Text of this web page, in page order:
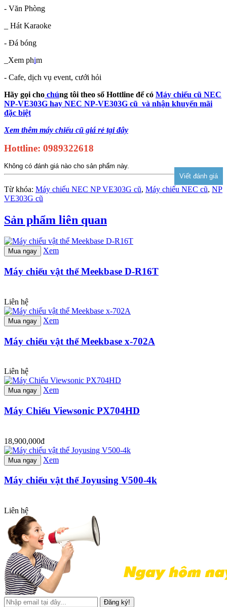
- Văn Phòng
_ Hát Karaoke
- Đá bóng
_Xem phim
- Cafe, dịch vụ event, cưới hỏi
Hãy gọi cho chúng tôi theo số Hottline để có Máy chiếu cũ NEC
NP-VE303G hay NEC NP-VE303G cũ và nhận khuyến mãi
đặc biệt
Xem thêm máy chiếu cũ giá rẻ tại đây
Hottline: 0989322618
Không có đánh giá nào cho sản phẩm này.
Từ khóa: Máy chiếu NEC NP VE303G cũ, Máy chiếu NEC cũ, NP
VE303G cũ
Sản phẩm liên quan
Mua ngay Xem
Máy chiếu vật thể Meekbase D-R16T
Liên hệ
Mua ngay Xem
Máy chiếu vật thể Meekbase x-702A
Liên hệ
Mua ngay Xem
Máy Chiếu Viewsonic PX704HD
18,900,000đ
Mua ngay Xem
Máy chiếu vật thể Joyusing V500-4k
Liên hệ
Đăng ký!